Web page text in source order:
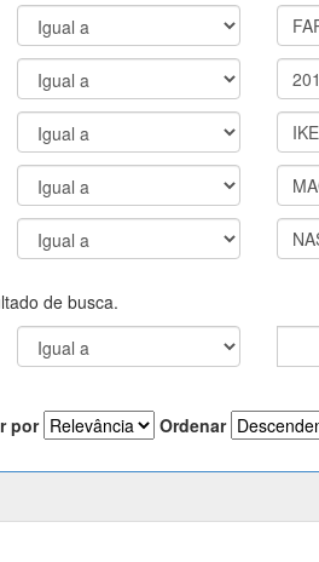
de busca.
por Ordenar